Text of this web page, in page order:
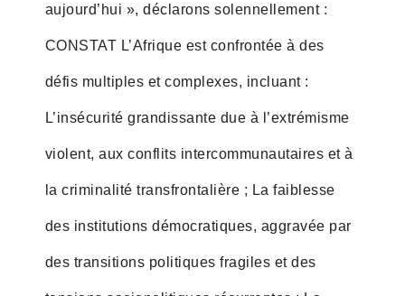
aujourd’hui », déclarons solennellement :
CONSTAT L’Afrique est confrontée à des
défis multiples et complexes, incluant :
L’insécurité grandissante due à l’extrémisme
violent, aux conflits intercommunautaires et à
la criminalité transfrontalière ; La faiblesse
des institutions démocratiques, aggravée par
des transitions politiques fragiles et des